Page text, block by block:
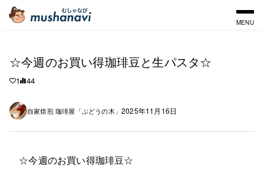
MENU
☆今週のお買い得珈琲豆と生パスタ☆
1 44
自家焙煎 珈琲屋「ぶどうの木」 2025年11月16日
☆今週のお買い得珈琲豆☆